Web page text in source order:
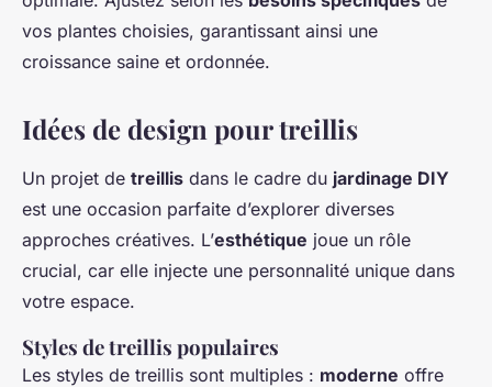
vos plantes choisies, garantissant ainsi une
croissance saine et ordonnée.
Idées de design pour treillis
Un projet de treillis dans le cadre du jardinage DIY
est une occasion parfaite d’explorer diverses
approches créatives. L’esthétique joue un rôle
crucial, car elle injecte une personnalité unique dans
votre espace.
Styles de treillis populaires
Les styles de treillis sont multiples : moderne offre